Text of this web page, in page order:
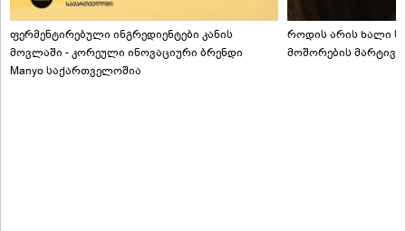
ფერმენტირებული ინგრედიენტები კანის
მოვლაში - კორეული ინოვაციური ბრენდი
Manyo საქართველოშია
როდის არის ხალი
მოშორების